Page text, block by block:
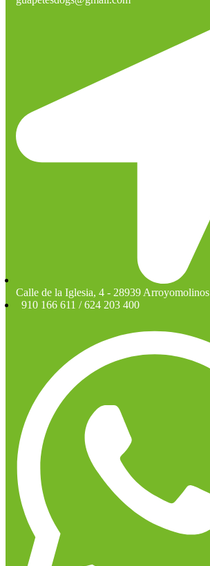
Calle de la Iglesia, 4 - 28939 Arroyomolinos
910 166 611 / 624 203 400